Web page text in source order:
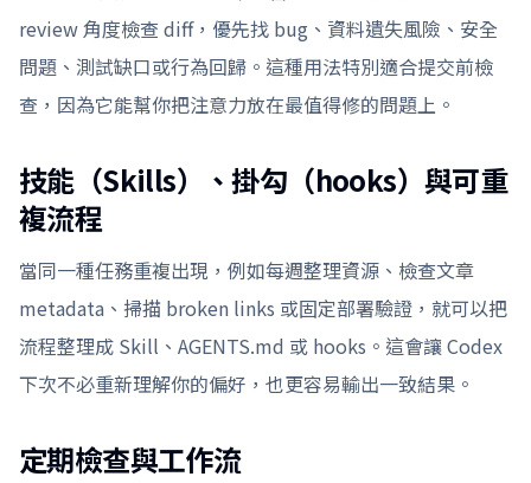
review 角度檢查 diff，優先找 bug、資料遺失風險、安全
問題、測試缺口或行為回歸。這種用法特別適合提交前檢
查，因為它能幫你把注意力放在最值得修的問題上。
技能（Skills）、掛勾（hooks）與可重
複流程
當同一種任務重複出現，例如每週整理資源、檢查文章
metadata、掃描 broken links 或固定部署驗證，就可以把
流程整理成 Skill、AGENTS.md 或 hooks。這會讓 Codex
下次不必重新理解你的偏好，也更容易輸出一致結果。
定期檢查與工作流